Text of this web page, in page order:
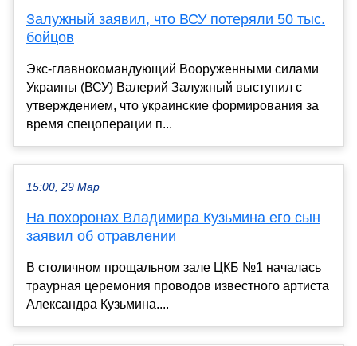
Залужный заявил, что ВСУ потеряли 50 тыс.
бойцов
Экс-главнокомандующий Вооруженными силами
Украины (ВСУ) Валерий Залужный выступил с
утверждением, что украинские формирования за
время спецоперации п...
15:00, 29 Мар
На похоронах Владимира Кузьмина его сын
заявил об отравлении
В столичном прощальном зале ЦКБ №1 началась
траурная церемония проводов известного артиста
Александра Кузьмина....